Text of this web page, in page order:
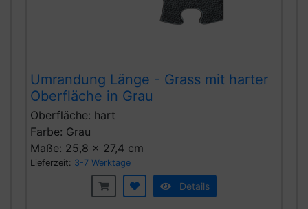
Umrandung Länge - Grass mit harter
Oberfläche in Grau
Oberfläche: hart
Farbe: Grau
Maße: 25,8 x 27,4 cm
Lieferzeit: 3-7 Werktage
Details